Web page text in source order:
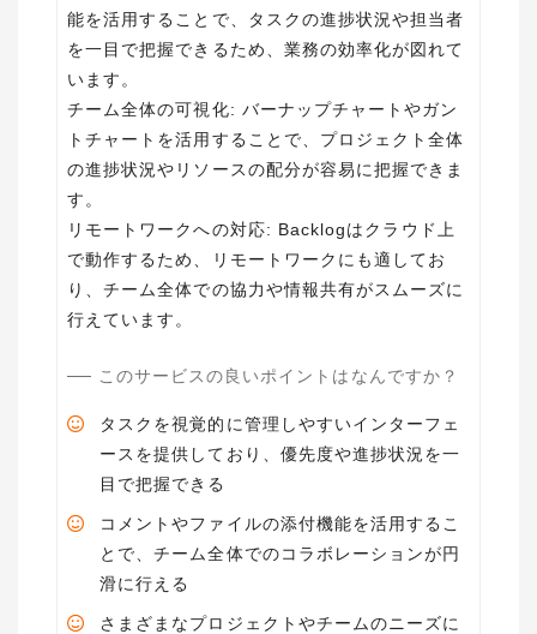
能を活用することで、タスクの進捗状況や担当者
を一目で把握できるため、業務の効率化が図れて
います。
チーム全体の可視化: バーナップチャートやガン
トチャートを活用することで、プロジェクト全体
の進捗状況やリソースの配分が容易に把握できま
す。
リモートワークへの対応: Backlogはクラウド上
で動作するため、リモートワークにも適してお
り、チーム全体での協力や情報共有がスムーズに
行えています。
このサービスの良いポイントはなんですか？
タスクを視覚的に管理しやすいインターフェ
ースを提供しており、優先度や進捗状況を一
目で把握できる
コメントやファイルの添付機能を活用するこ
とで、チーム全体でのコラボレーションが円
滑に行える
さまざまなプロジェクトやチームのニーズに